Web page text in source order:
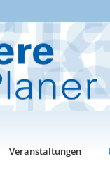
Veranstaltungen